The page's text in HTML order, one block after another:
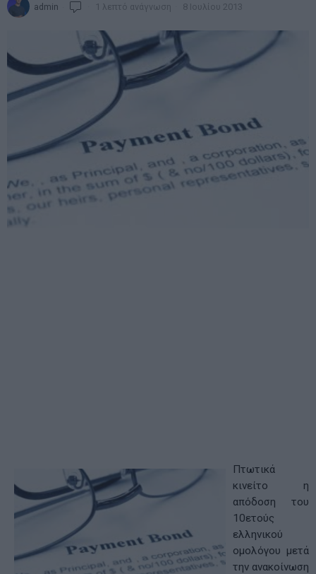
admin 1 λεπτό ανάγνωση 8 Ιουλίου 2013
Πτωτικά
κινείτο η
απόδοση του
10ετούς
ελληνικού
ομολόγου μετά
την ανακοίνωση